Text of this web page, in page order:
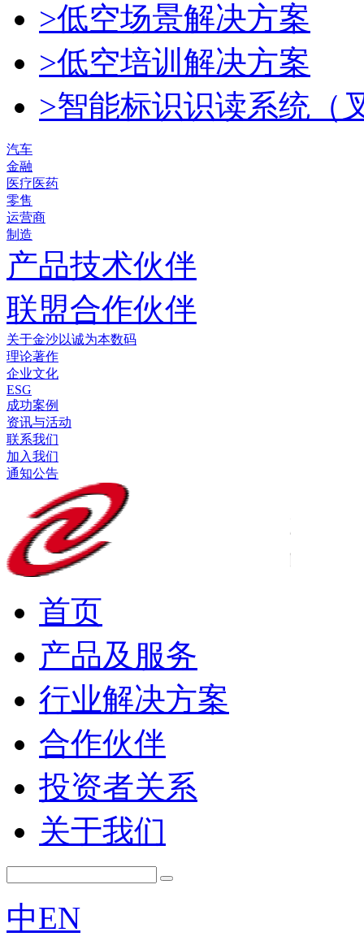
>低空场景解决方案
>低空培训解决方案
>智能标识识读系统（
汽车
金融
医疗医药
零售
运营商
制造
产品技术伙伴
联盟合作伙伴
关于金沙以诚为本数码
理论著作
企业文化
ESG
成功案例
资讯与活动
联系我们
加入我们
通知公告
首页
产品及服务
行业解决方案
合作伙伴
投资者关系
关于我们
中EN